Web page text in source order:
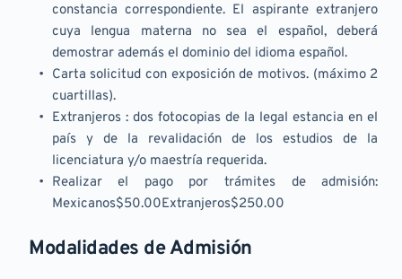
constancia correspondiente. El aspirante extranjero
cuya lengua materna no sea el español, deberá
demostrar además el dominio del idioma español.
Carta solicitud con exposición de motivos. (máximo 2
cuartillas).
Extranjeros : dos fotocopias de la legal estancia en el
país y de la revalidación de los estudios de la
licenciatura y/o maestría requerida.
Realizar el pago por trámites de admisión:
Mexicanos$50.00Extranjeros$250.00
Modalidades de Admisión